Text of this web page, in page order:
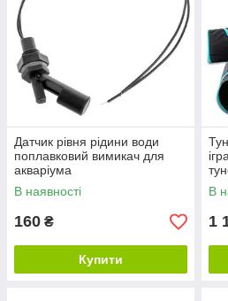
Датчик рівня рідини води
поплавковий вимикач для
акваріума
В наявності
160 ₴
Купити
В
1